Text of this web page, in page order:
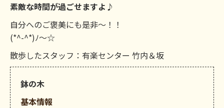
素敵な時間が過ごせますよ♪
自分へのご褒美にも是非～！！
(*^-^*)ﾉ～☆
散歩したスタッフ：有楽センター 竹内＆坂
鉢の木
基本情報